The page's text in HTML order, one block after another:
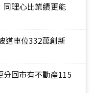
理心比業績更能
道車位332萬創新
分回市有不動產115